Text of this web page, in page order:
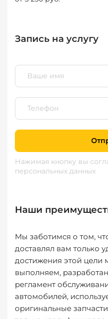
Запись на услугу
Нажимая кнопку вы
персональных данных
Наши
Мы заботимся о том,
доставлял вам только
достижения этой цели
выполняем,
регламент
автомобилей,
оригинальные